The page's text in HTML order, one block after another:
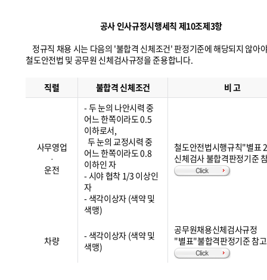
공사 인사규정시행세칙 제10조제3항
정규직 채용 시는 다음의 '불합격 신체조건' 판정기준에 해당되지 않아
철도안전법 및 공무원 신체검사규정을 준용합니다.
직렬 불합격 신체조건 비 고
사무영업
·
운전
- 두 눈의 나안시력 중
어느 한쪽이라도 0.5
이하로서,
두 눈의 교정시력 중
어느 한쪽이라도 0.8
이하인 자
- 시야 협착 1/3 이상인
자
- 색각이상자 (색약 및
색맹)
철도안전법시행규칙"별표
신체검사 불합격판정기준
차량
- 색각이상자 (색약 및
색맹)
공무원채용신체검사규정
"별표"불합격판정기준 참고